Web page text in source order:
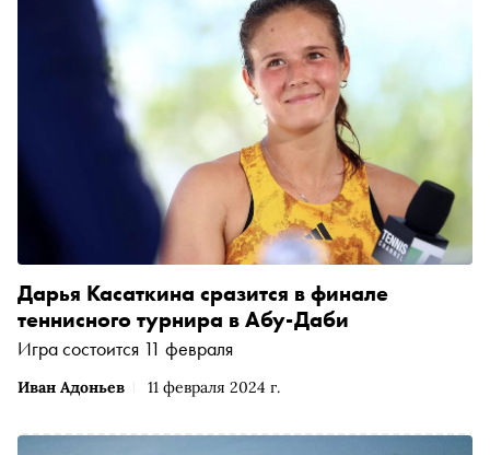
Иван Адоньев 11 февраля 2024 г.
Дарья Касаткина сразится в финале
теннисного турнира в Абу-Даби
Игра состоится 11 февраля